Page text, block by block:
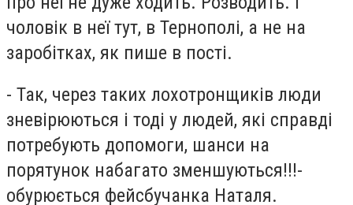
чоловік в неї тут, в Тернополі, а не на
заробітках, як пише в пості.
- Так, через таких лохотронщиків люди
зневірюються і тоді у людей, які справді
потребують допомоги, шанси на
порятунок набагато зменшуються!!!-
обурюється фейсбучанка Наталя.